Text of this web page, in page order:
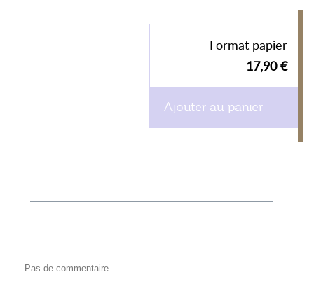
Format papier
17,90 €
Ajouter au panier
Pas de commentaire